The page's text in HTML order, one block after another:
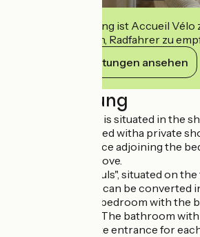
Diese Einrichtung ist Accueil
verpflichtet sich, Radfahrer zu
Ihre Verpflichtungen ansehen
Beschreibung
Bedroom "le clos" is situated in the
bloom. It is equipped witha private
toilets, and a terrace adjoining the
equipped with a stove.
Bedroom "les tilleuls", situated on
double bed which can be converted
becomes a family bedroom with the
(two single beds). The bathroom
toilets has a private entrance for